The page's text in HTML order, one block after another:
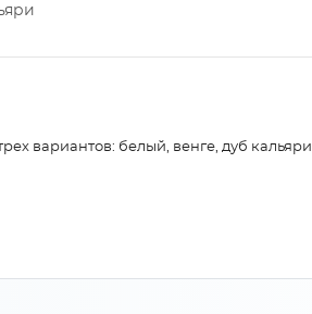
вариантов: белый, венге, дуб кальяри